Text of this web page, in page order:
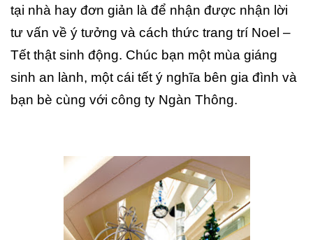
tại nhà hay đơn giản là để nhận được nhận lời
tư vấn về ý tưởng và cách thức trang trí Noel –
Tết thật sinh động. Chúc bạn một mùa giáng
sinh an lành, một cái tết ý nghĩa bên gia đình và
bạn bè cùng với công ty Ngàn Thông.